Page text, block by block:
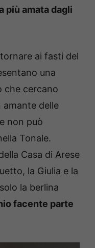
più amata dagli
ai fasti del
una
che cercano
amante delle
non può
Tonale.
Casa di Arese
la Giulia e la
la berlina
facente parte